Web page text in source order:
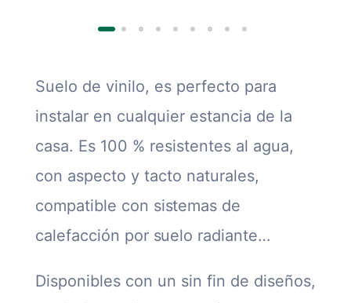
Suelo de vinilo, es perfecto para
instalar en cualquier estancia de la
casa. Es 100 % resistentes al agua,
con aspecto y tacto naturales,
compatible con sistemas de
calefacción por suelo radiante…
Disponibles con un sin fin de diseños,